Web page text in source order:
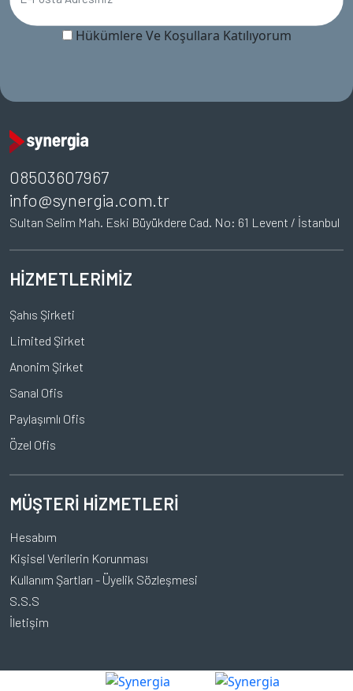
Hükümlere Ve Koşullara Katılıyorum
08503607967
info@synergia.com.tr
Sultan Selim Mah. Eski Büyükdere Cad. No: 61 Levent / İstanbul
HİZMETLERİMİZ
Şahıs Şirketi
Limited Şirket
Anonim Şirket
Sanal Ofis
Paylaşımlı Ofis
Özel Ofis
MÜŞTERİ HİZMETLERİ
Hesabım
Kişisel Verilerin Korunması
Kullanım Şartları - Üyelik Sözleşmesi
S.S.S
İletişim